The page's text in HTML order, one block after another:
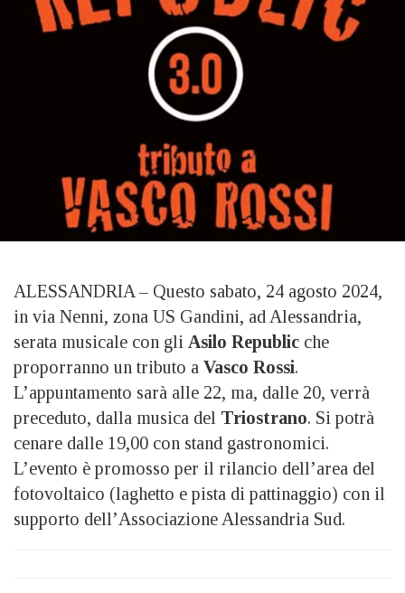
ALESSANDRIA – Questo sabato, 24 agosto 2024,
in via Nenni, zona US Gandini, ad Alessandria,
serata musicale con gli Asilo Republic che
proporranno un tributo a Vasco Rossi.
L’appuntamento sarà alle 22, ma, dalle 20, verrà
preceduto, dalla musica del Triostrano. Si potrà
cenare dalle 19,00 con stand gastronomici.
L’evento è promosso per il rilancio dell’area del
fotovoltaico (laghetto e pista di pattinaggio) con il
supporto dell’Associazione Alessandria Sud.